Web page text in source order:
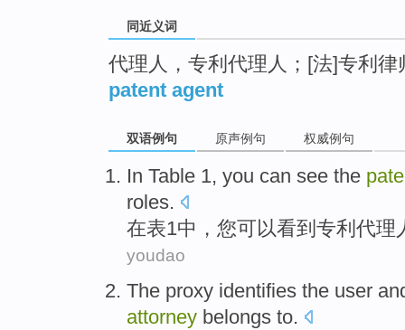
同近义词
代理人，专利代理人；[法]专利律
patent agent
双语例句 原声例句 权威例句
In Table 1, you can see the
roles.
在表1中， 您可以看到 专利 代理
youdao
The proxy identifies the user
attorney belongs to.